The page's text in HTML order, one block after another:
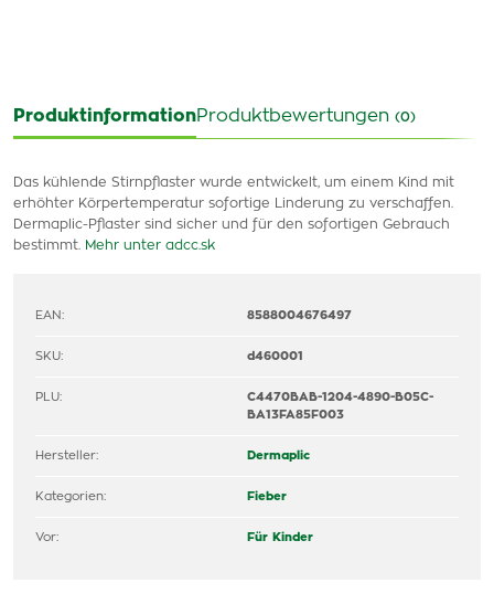
ProduktinformationProduktbewertungen (0)
Das kühlende Stirnpflaster wurde entwickelt, um einem Kind mit
erhöhter Körpertemperatur sofortige Linderung zu verschaffen.
Dermaplic-Pflaster sind sicher und für den sofortigen Gebrauch
bestimmt. Mehr unter adcc.sk
EAN: 8588004676497
SKU: d460001
PLU:
C4470BAB-1204-4890-B05C-
BA13FA85F003
Hersteller: Dermaplic
Kategorien: Fieber
Vor: Für Kinder